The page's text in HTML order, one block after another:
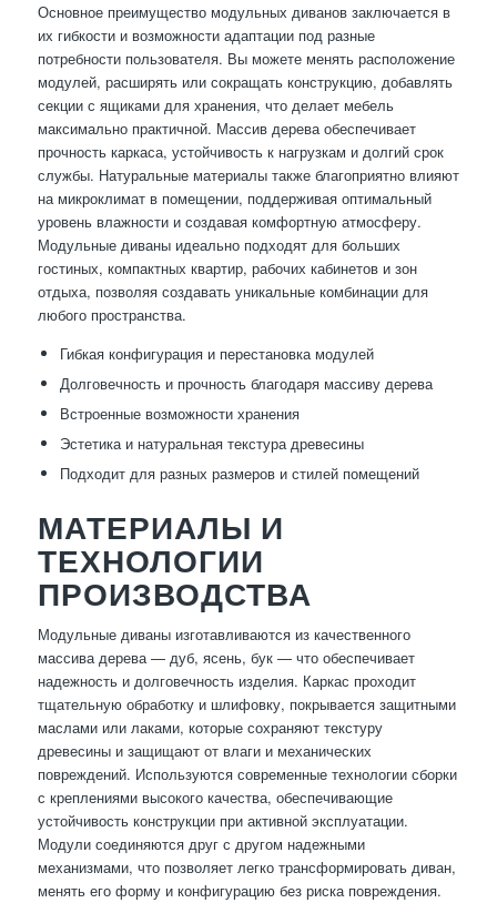
Основное преимущество модульных диванов заключается в
их гибкости и возможности адаптации под разные
потребности пользователя. Вы можете менять расположение
модулей, расширять или сокращать конструкцию, добавлять
секции с ящиками для хранения, что делает мебель
максимально практичной. Массив дерева обеспечивает
прочность каркаса, устойчивость к нагрузкам и долгий срок
службы. Натуральные материалы также благоприятно влияют
на микроклимат в помещении, поддерживая оптимальный
уровень влажности и создавая комфортную атмосферу.
Модульные диваны идеально подходят для больших
гостиных, компактных квартир, рабочих кабинетов и зон
отдыха, позволяя создавать уникальные комбинации для
любого пространства.
Гибкая конфигурация и перестановка модулей
Долговечность и прочность благодаря массиву дерева
Встроенные возможности хранения
Эстетика и натуральная текстура древесины
Подходит для разных размеров и стилей помещений
МАТЕРИАЛЫ И
ТЕХНОЛОГИИ
ПРОИЗВОДСТВА
Модульные диваны изготавливаются из качественного
массива дерева — дуб, ясень, бук — что обеспечивает
надежность и долговечность изделия. Каркас проходит
тщательную обработку и шлифовку, покрывается защитными
маслами или лаками, которые сохраняют текстуру
древесины и защищают от влаги и механических
повреждений. Используются современные технологии сборки
с креплениями высокого качества, обеспечивающие
устойчивость конструкции при активной эксплуатации.
Модули соединяются друг с другом надежными
механизмами, что позволяет легко трансформировать диван,
менять его форму и конфигурацию без риска повреждения.